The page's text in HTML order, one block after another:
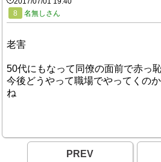
8
名無しさん
老害
50代にもなって同僚の面前で赤っ恥
今後どうやって職場でやってくの
ね
PREV